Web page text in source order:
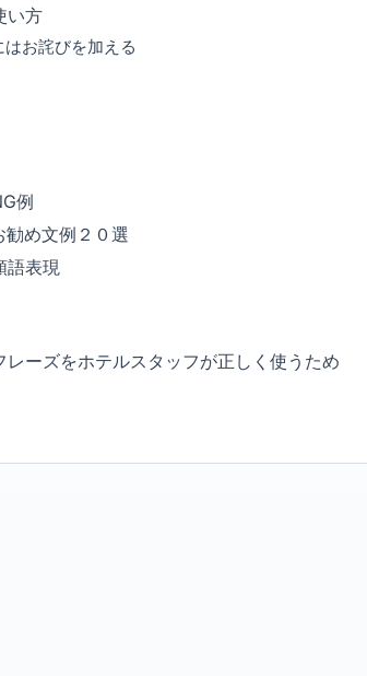
い方
はお詫びを加える
例
勧め文例２０選
語表現
レーズをホテルスタッフが正しく使うため